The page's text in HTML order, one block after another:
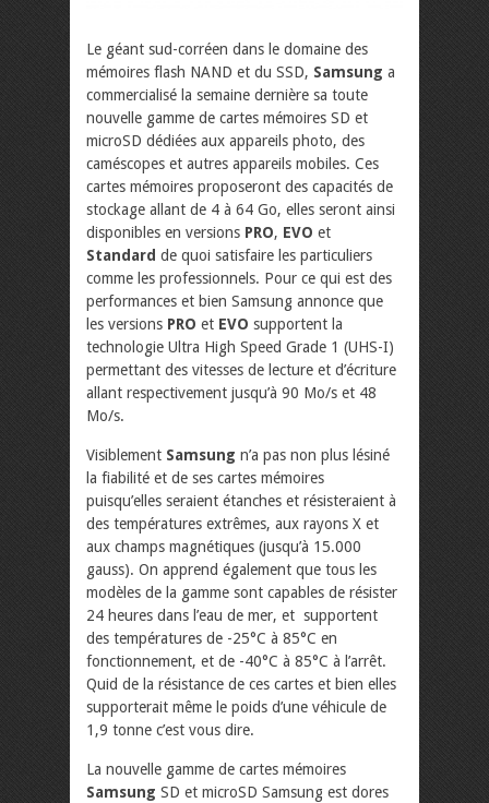
Le géant sud-corréen dans le domaine des
mémoires flash NAND et du SSD, Samsung a
commercialisé la semaine dernière sa toute
nouvelle gamme de cartes mémoires SD et
microSD dédiées aux appareils photo, des
caméscopes et autres appareils mobiles. Ces
cartes mémoires proposeront des capacités de
stockage allant de 4 à 64 Go, elles seront ainsi
disponibles en versions PRO, EVO et
Standard de quoi satisfaire les particuliers
comme les professionnels. Pour ce qui est des
performances et bien Samsung annonce que
les versions PRO et EVO supportent la
technologie Ultra High Speed Grade 1 (UHS-I)
permettant des vitesses de lecture et d’écriture
allant respectivement jusqu’à 90 Mo/s et 48
Mo/s.
Visiblement Samsung n’a pas non plus lésiné
la fiabilité et de ses cartes mémoires
puisqu’elles seraient étanches et résisteraient à
des températures extrêmes, aux rayons X et
aux champs magnétiques (jusqu’à 15.000
gauss). On apprend également que tous les
modèles de la gamme sont capables de résister
24 heures dans l’eau de mer, et supportent
des températures de -25°C à 85°C en
fonctionnement, et de -40°C à 85°C à l’arrêt.
Quid de la résistance de ces cartes et bien elles
supporterait même le poids d’une véhicule de
1,9 tonne c’est vous dire.
La nouvelle gamme de cartes mémoires
Samsung SD et microSD Samsung est dores